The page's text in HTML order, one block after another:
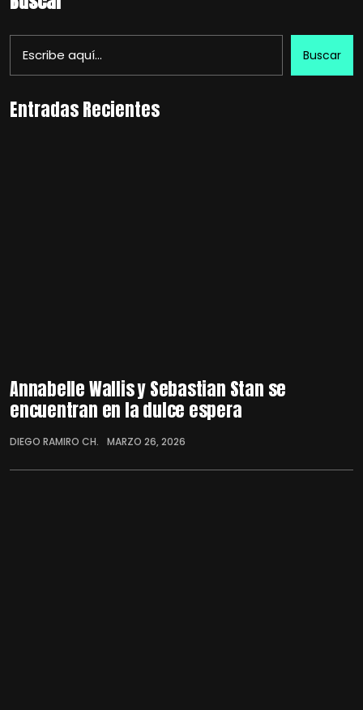
Buscar
Entradas Recientes
Annabelle Wallis y Sebastian Stan se
encuentran en la dulce espera
DIEGO RAMIRO CH. MARZO 26, 2026